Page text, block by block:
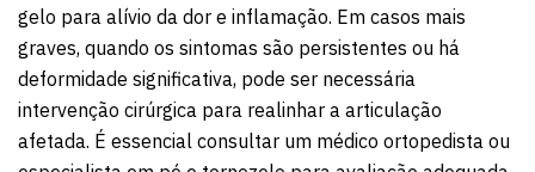
gelo para alívio da dor e inflamação. Em casos mais
graves, quando os sintomas são persistentes ou há
deformidade significativa, pode ser necessária
intervenção cirúrgica para realinhar a articulação
afetada. É essencial consultar um médico ortopedista ou